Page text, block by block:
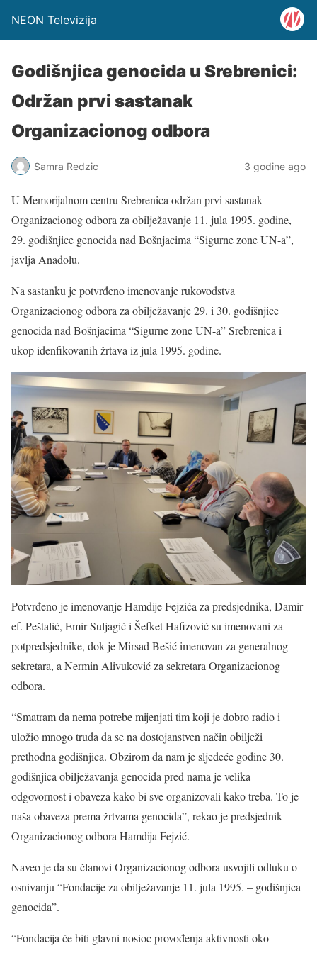
NEON Televizija
Godišnjica genocida u Srebrenici:
Održan prvi sastanak
Organizacionog odbora
Samra Redzic 3 godine ago
U Memorijalnom centru Srebrenica održan prvi sastanak
Organizacionog odbora za obilježavanje 11. jula 1995. godine,
29. godišnjice genocida nad Bošnjacima “Sigurne zone UN-a”,
javlja Anadolu.
Na sastanku je potvrđeno imenovanje rukovodstva
Organizacionog odbora za obilježavanje 29. i 30. godišnjice
genocida nad Bošnjacima “Sigurne zone UN-a” Srebrenica i
ukop idenfikovanih žrtava iz jula 1995. godine.
Potvrđeno je imenovanje Hamdije Fejzića za predsjednika, Damir
ef. Peštalić, Emir Suljagić i Šefket Hafizović su imenovani za
potpredsjednike, dok je Mirsad Bešić imenovan za generalnog
sekretara, a Nermin Alivuković za sekretara Organizacionog
odbora.
“Smatram da nema potrebe mijenjati tim koji je dobro radio i
uložio mnogo truda da se na dostojanstven način obilježi
prethodna godišnjica. Obzirom da nam je sljedeće godine 30.
godišnjica obilježavanja genocida pred nama je velika
odgovornost i obaveza kako bi sve organizovali kako treba. To je
naša obaveza prema žrtvama genocida”, rekao je predsjednik
Organizacionog odbora Hamdija Fejzić.
Naveo je da su članovi Organizacionog odbora usvojili odluku o
osnivanju “Fondacije za obilježavanje 11. jula 1995. – godišnjica
genocida”.
“Fondacija će biti glavni nosioc provođenja aktivnosti oko